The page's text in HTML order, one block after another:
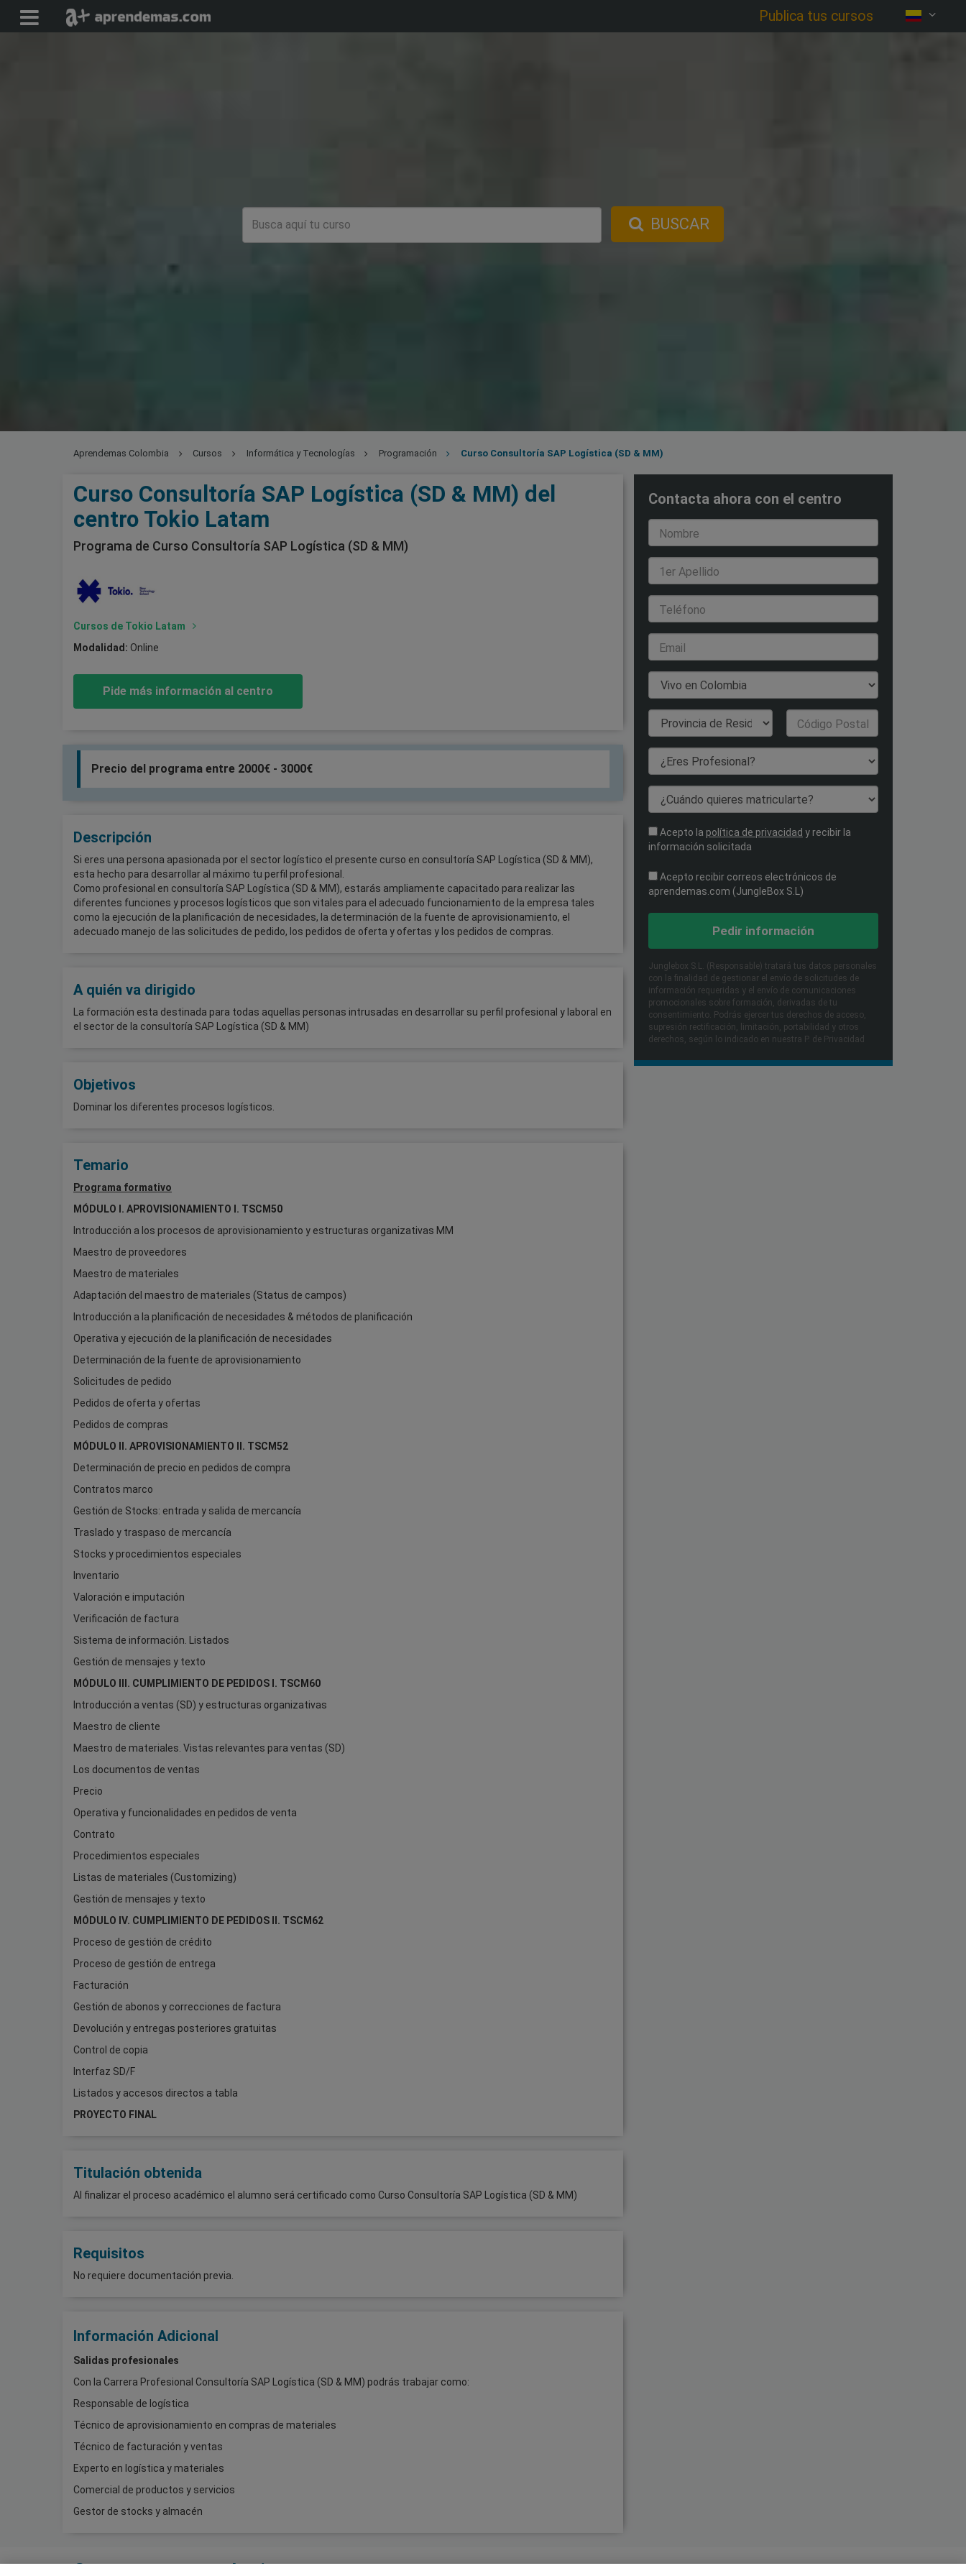
Publica tus cursos
BUSCAR
Aprendemas Colombia Cursos Informática y Tecnologías Programación Curso Consultoría SAP Logística (SD & MM)
Curso Consultoría SAP Logística (SD & MM) del
centro Tokio Latam
Programa de Curso Consultoría SAP Logística (SD & MM)
Cursos de Tokio Latam
Modalidad: Online
Pide más información al centro
Precio del programa entre 2000€ - 3000€
Descripción
Si eres una persona apasionada por el sector logístico el presente curso en consultoría SAP Logística (SD & MM),
esta hecho para desarrollar al máximo tu perfil profesional.
Como profesional en consultoría SAP Logística (SD & MM), estarás ampliamente capacitado para realizar las
diferentes funciones y procesos logísticos que son vitales para el adecuado funcionamiento de la empresa tales
como la ejecución de la planificación de necesidades, la determinación de la fuente de aprovisionamiento, el
adecuado manejo de las solicitudes de pedido, los pedidos de oferta y ofertas y los pedidos de compras.
A quién va dirigido
La formación esta destinada para todas aquellas personas intrusadas en desarrollar su perfil profesional y laboral en
el sector de la consultoría SAP Logística (SD & MM)
Objetivos
Dominar los diferentes procesos logísticos.
Temario
Programa formativo
MÓDULO I. APROVISIONAMIENTO I. TSCM50
Introducción a los procesos de aprovisionamiento y estructuras organizativas MM
Maestro de proveedores
Maestro de materiales
Adaptación del maestro de materiales (Status de campos)
Introducción a la planificación de necesidades & métodos de planificación
Operativa y ejecución de la planificación de necesidades
Determinación de la fuente de aprovisionamiento
Solicitudes de pedido
Pedidos de oferta y ofertas
Pedidos de compras
MÓDULO II. APROVISIONAMIENTO II. TSCM52
Determinación de precio en pedidos de compra
Contratos marco
Gestión de Stocks: entrada y salida de mercancía
Traslado y traspaso de mercancía
Stocks y procedimientos especiales
Inventario
Valoración e imputación
Verificación de factura
Sistema de información. Listados
Gestión de mensajes y texto
MÓDULO III. CUMPLIMIENTO DE PEDIDOS I. TSCM60
Introducción a ventas (SD) y estructuras organizativas
Maestro de cliente
Maestro de materiales. Vistas relevantes para ventas (SD)
Los documentos de ventas
Precio
Operativa y funcionalidades en pedidos de venta
Contrato
Procedimientos especiales
Listas de materiales (Customizing)
Gestión de mensajes y texto
MÓDULO IV. CUMPLIMIENTO DE PEDIDOS II. TSCM62
Proceso de gestión de crédito
Proceso de gestión de entrega
Facturación
Gestión de abonos y correcciones de factura
Devolución y entregas posteriores gratuitas
Control de copia
Interfaz SD/F
Listados y accesos directos a tabla
PROYECTO FINAL
Titulación obtenida
Al finalizar el proceso académico el alumno será certificado como Curso Consultoría SAP Logística (SD & MM)
Requisitos
No requiere documentación previa.
Información Adicional
Salidas profesionales
Con la Carrera Profesional Consultoría SAP Logística (SD & MM) podrás trabajar como:
Responsable de logística
Técnico de aprovisionamiento en compras de materiales
Técnico de facturación y ventas
Experto en logística y materiales
Comercial de productos y servicios
Gestor de stocks y almacén
Contacta ahora con el centro
Nombre
1er Apellido
Teléfono
Email
País de Residencia
Provincia de
Residencia
Código Postal
¿Eres Profesional?
¿Cuándo quieres matricularte?
Acepto la política de privacidad y recibir la
información solicitada
Acepto recibir correos electrónicos de
aprendemas.com (JungleBox S.L)
Pedir información
Junglebox S.L. (Responsable) tratará tus datos personales
con la finalidad de gestionar el envío de solicitudes de
información requeridas y el envío de comunicaciones
promocionales sobre formación, derivadas de tu
consentimiento. Podrás ejercer tus derechos de acceso,
supresión rectificación, limitación, portabilidad y otros
derechos, según lo indicado en nuestra P. de Privacidad​
Cursos que te pueden interesar